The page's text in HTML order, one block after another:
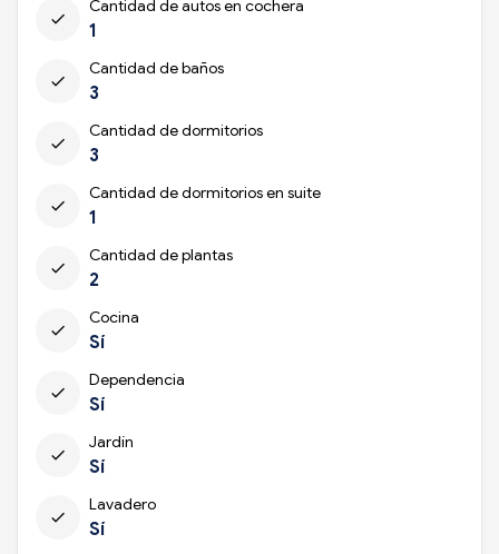
check
Cantidad de autos en cochera
1
check
Cantidad de baños
3
check
Cantidad de dormitorios
3
check
Cantidad de dormitorios en suite
1
check
Cantidad de plantas
2
check
Cocina
Sí
check
Dependencia
Sí
check
Jardín
Sí
check
Lavadero
Sí